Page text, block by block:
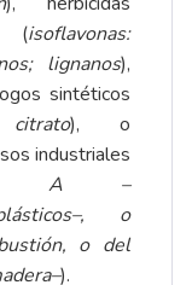
(isoflavonas:
lignanos),
sintéticos
), o
industriales
A –
o
o del
).